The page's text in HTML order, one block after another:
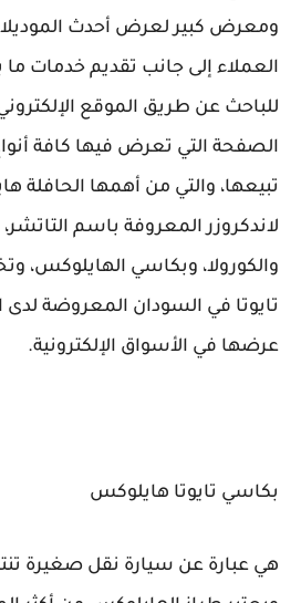
ومعرض كبير لعرض أحدث
العملاء إلى جانب تقديم خدمات ما
للباحث عن طريق الموقع
الصفحة التي تعرض فيها كافة
تبيعها، والتي من أهمها الحافلة
لاندكروزر المعروفة باسم التاتشر،
والكورولا، وبكاسي الهايلوكس،
تايوتا في السودان المعروضة لدى
عرضها في الأسواق الإلكترونية.
بكاسي تايوتا هايلوكس
هي عبارة عن سيارة نقل صغيرة